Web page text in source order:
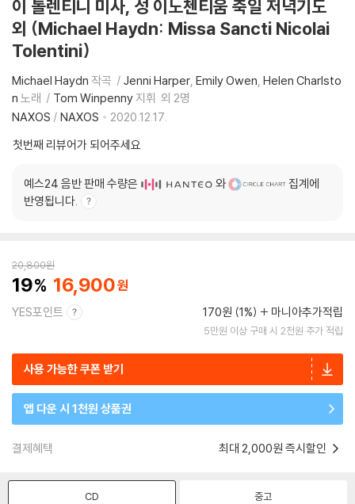
이 톨렌티니 미사, 성 이노첸티움 축일 저녁기도
외 (Michael Haydn: Missa Sancti Nicolai
Tolentini)
Michael Haydn 작곡 Jenni Harper Emily Owen Helen Charlsto
n 노래 Tom Winpenny 지휘 외 2명
NAXOS / NAXOS
2020.12.17.
첫번째 리뷰어가 되어주세요
예스24 음반 판매 수량은 와
집계에
반영됩니다.
20,800원
19 16,900
YES포인트 170원 (1%) 마니아추가적립
5만원 이상 구매 시 2천원 추가 적립
사용 가능한 쿠폰 받기
앱 다운 시 1천원 상품권
결제혜택 최대 2,000원 즉시할인
CD 중고